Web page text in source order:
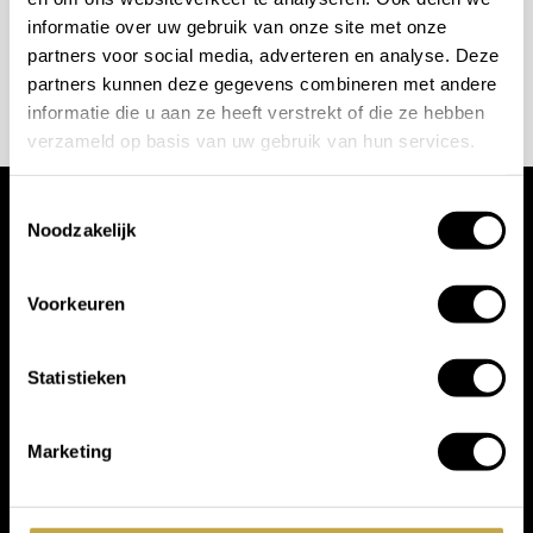
informatie over uw gebruik van onze site met onze
partners voor social media, adverteren en analyse. Deze
partners kunnen deze gegevens combineren met andere
informatie die u aan ze heeft verstrekt of die ze hebben
verzameld op basis van uw gebruik van hun services.
Noodzakelijk
Voorkeuren
Statistieken
Marketing
maatwerkinterieur. Afbeeldingen kunnen afwijken
van het product en dienen ter illustratie van
mogelijke uitvoeringen en afwerkingen.
AFSPRAAK MAKEN
Wij werken met
toonaangevende